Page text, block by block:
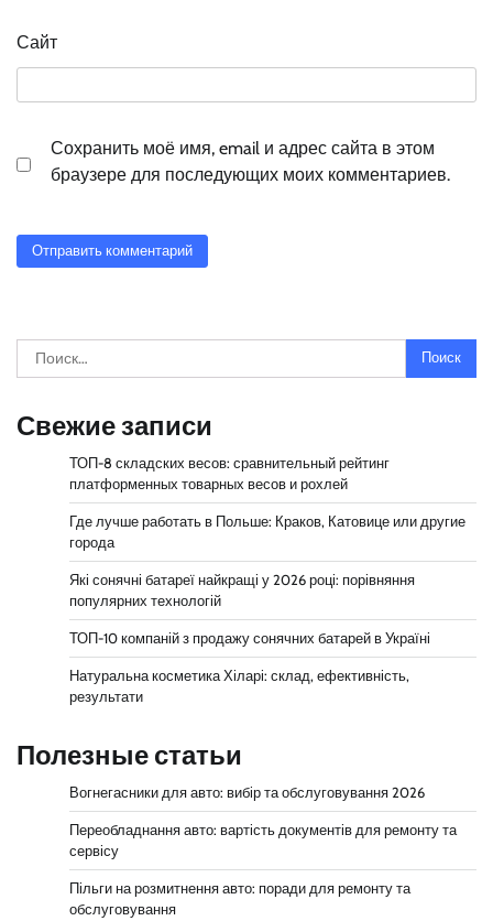
Сайт
Сохранить моё имя, email и адрес сайта в этом
браузере для последующих моих комментариев.
Найти:
Свежие записи
ТОП-8 складских весов: сравнительный рейтинг
платформенных товарных весов и рохлей
Где лучше работать в Польше: Краков, Катовице или другие
города
Які сонячні батареї найкращі у 2026 році: порівняння
популярних технологій
ТОП-10 компаній з продажу сонячних батарей в Україні
Натуральна косметика Хіларі: склад, ефективність,
результати
Полезные статьи
Вогнегасники для авто: вибір та обслуговування 2026
Переобладнання авто: вартість документів для ремонту та
сервісу
Пільги на розмитнення авто: поради для ремонту та
обслуговування